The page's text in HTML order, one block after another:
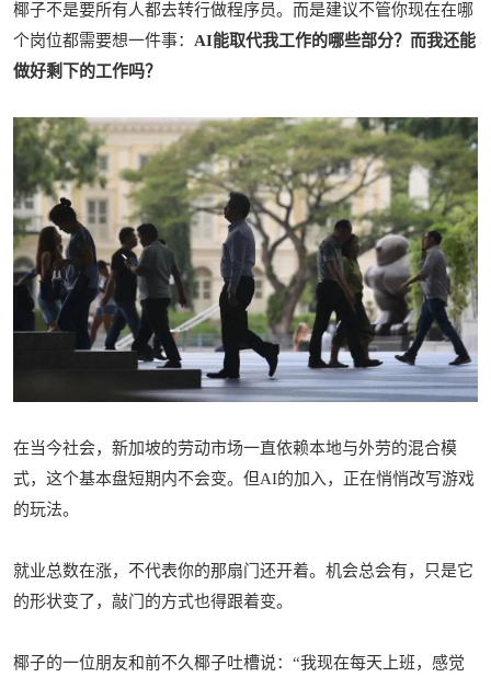
椰子不是要所有人都去转行做程序员。而是建议不管你现在在哪
个岗位都需要想一件事： AI能取代我工作的哪些部分？而我还能
做好剩下的工作吗？
在当今社会，新加坡的劳动市场一直依赖本地与外劳的混合模
式，这个基本盘短期内不会变。但AI的加入，正在悄悄改写游戏
的玩法。
就业总数在涨，不代表你的那扇门还开着。机会总会有，只是它
的形状变了，敲门的方式也得跟着变。
椰子的一位朋友和前不久椰子吐槽说：“我现在每天上班，感觉